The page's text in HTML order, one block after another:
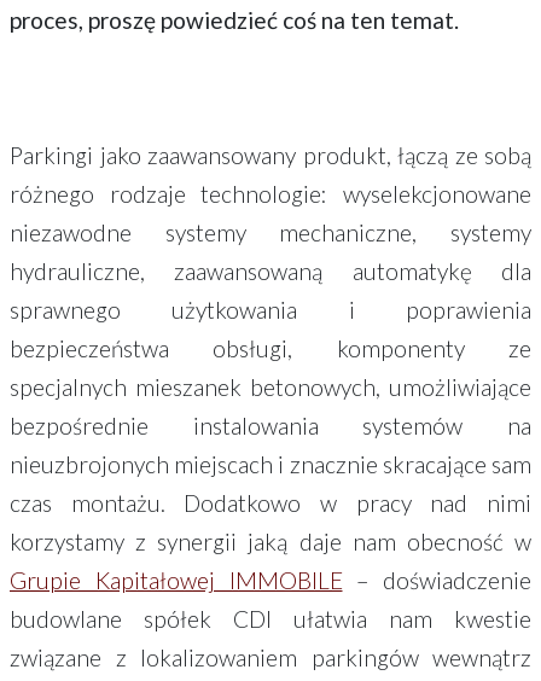
proces, proszę powiedzieć coś na ten temat.
Parkingi jako zaawansowany produkt, łączą ze sobą
różnego rodzaje technologie: wyselekcjonowane
niezawodne systemy mechaniczne, systemy
hydrauliczne, zaawansowaną automatykę dla
sprawnego użytkowania i poprawienia
bezpieczeństwa obsługi, komponenty ze
specjalnych mieszanek betonowych, umożliwiające
bezpośrednie instalowania systemów na
nieuzbrojonych miejscach i znacznie skracające sam
czas montażu. Dodatkowo w pracy nad nimi
korzystamy z synergii jaką daje nam obecność w
Grupie Kapitałowej IMMOBILE– doświadczenie
budowlane spółek CDI ułatwia nam kwestie
związane z lokalizowaniem parkingów wewnątrz